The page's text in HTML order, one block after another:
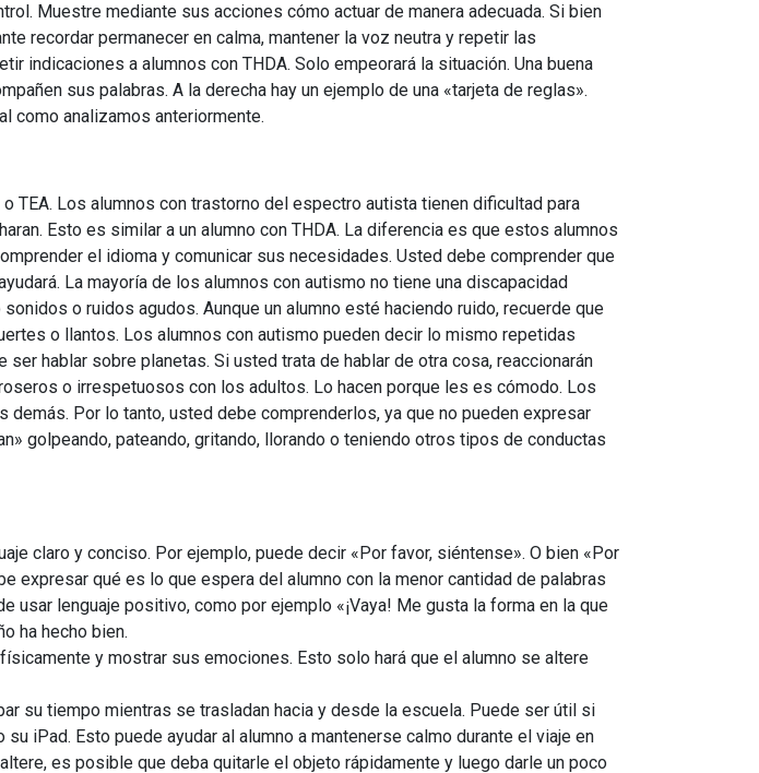
Muestre mediante sus acciones cómo actuar de manera adecuada. Si bien
recordar permanecer en calma, mantener la voz neutra y repetir las
indicaciones a alumnos con THDA. Solo empeorará la situación. Una buena
sus palabras. A la derecha hay un ejemplo de una «tarjeta de reglas».
como analizamos anteriormente.
TEA. Los alumnos con trastorno del espectro autista tienen dificultad para
Esto es similar a un alumno con THDA. La diferencia es que estos alumnos
el idioma y comunicar sus necesidades. Usted debe comprender que
La mayoría de los alumnos con autismo no tiene una discapacidad
o ruidos agudos. Aunque un alumno esté haciendo ruido, recuerde que
o llantos. Los alumnos con autismo pueden decir lo mismo repetidas
hablar sobre planetas. Si usted trata de hablar de otra cosa, reaccionarán
o irrespetuosos con los adultos. Lo hacen porque les es cómodo. Los
Por lo tanto, usted debe comprenderlos, ya que no pueden expresar
golpeando, pateando, gritando, llorando o teniendo otros tipos de conductas
claro y conciso. Por ejemplo, puede decir «Por favor, siéntense». O bien «Por
expresar qué es lo que espera del alumno con la menor cantidad de palabras
usar lenguaje positivo, como por ejemplo «¡Vaya! Me gusta la forma en la que
ha hecho bien.
y mostrar sus emociones. Esto solo hará que el alumno se altere
su tiempo mientras se trasladan hacia y desde la escuela. Puede ser útil si
iPad. Esto puede ayudar al alumno a mantenerse calmo durante el viaje en
es posible que deba quitarle el objeto rápidamente y luego darle un poco